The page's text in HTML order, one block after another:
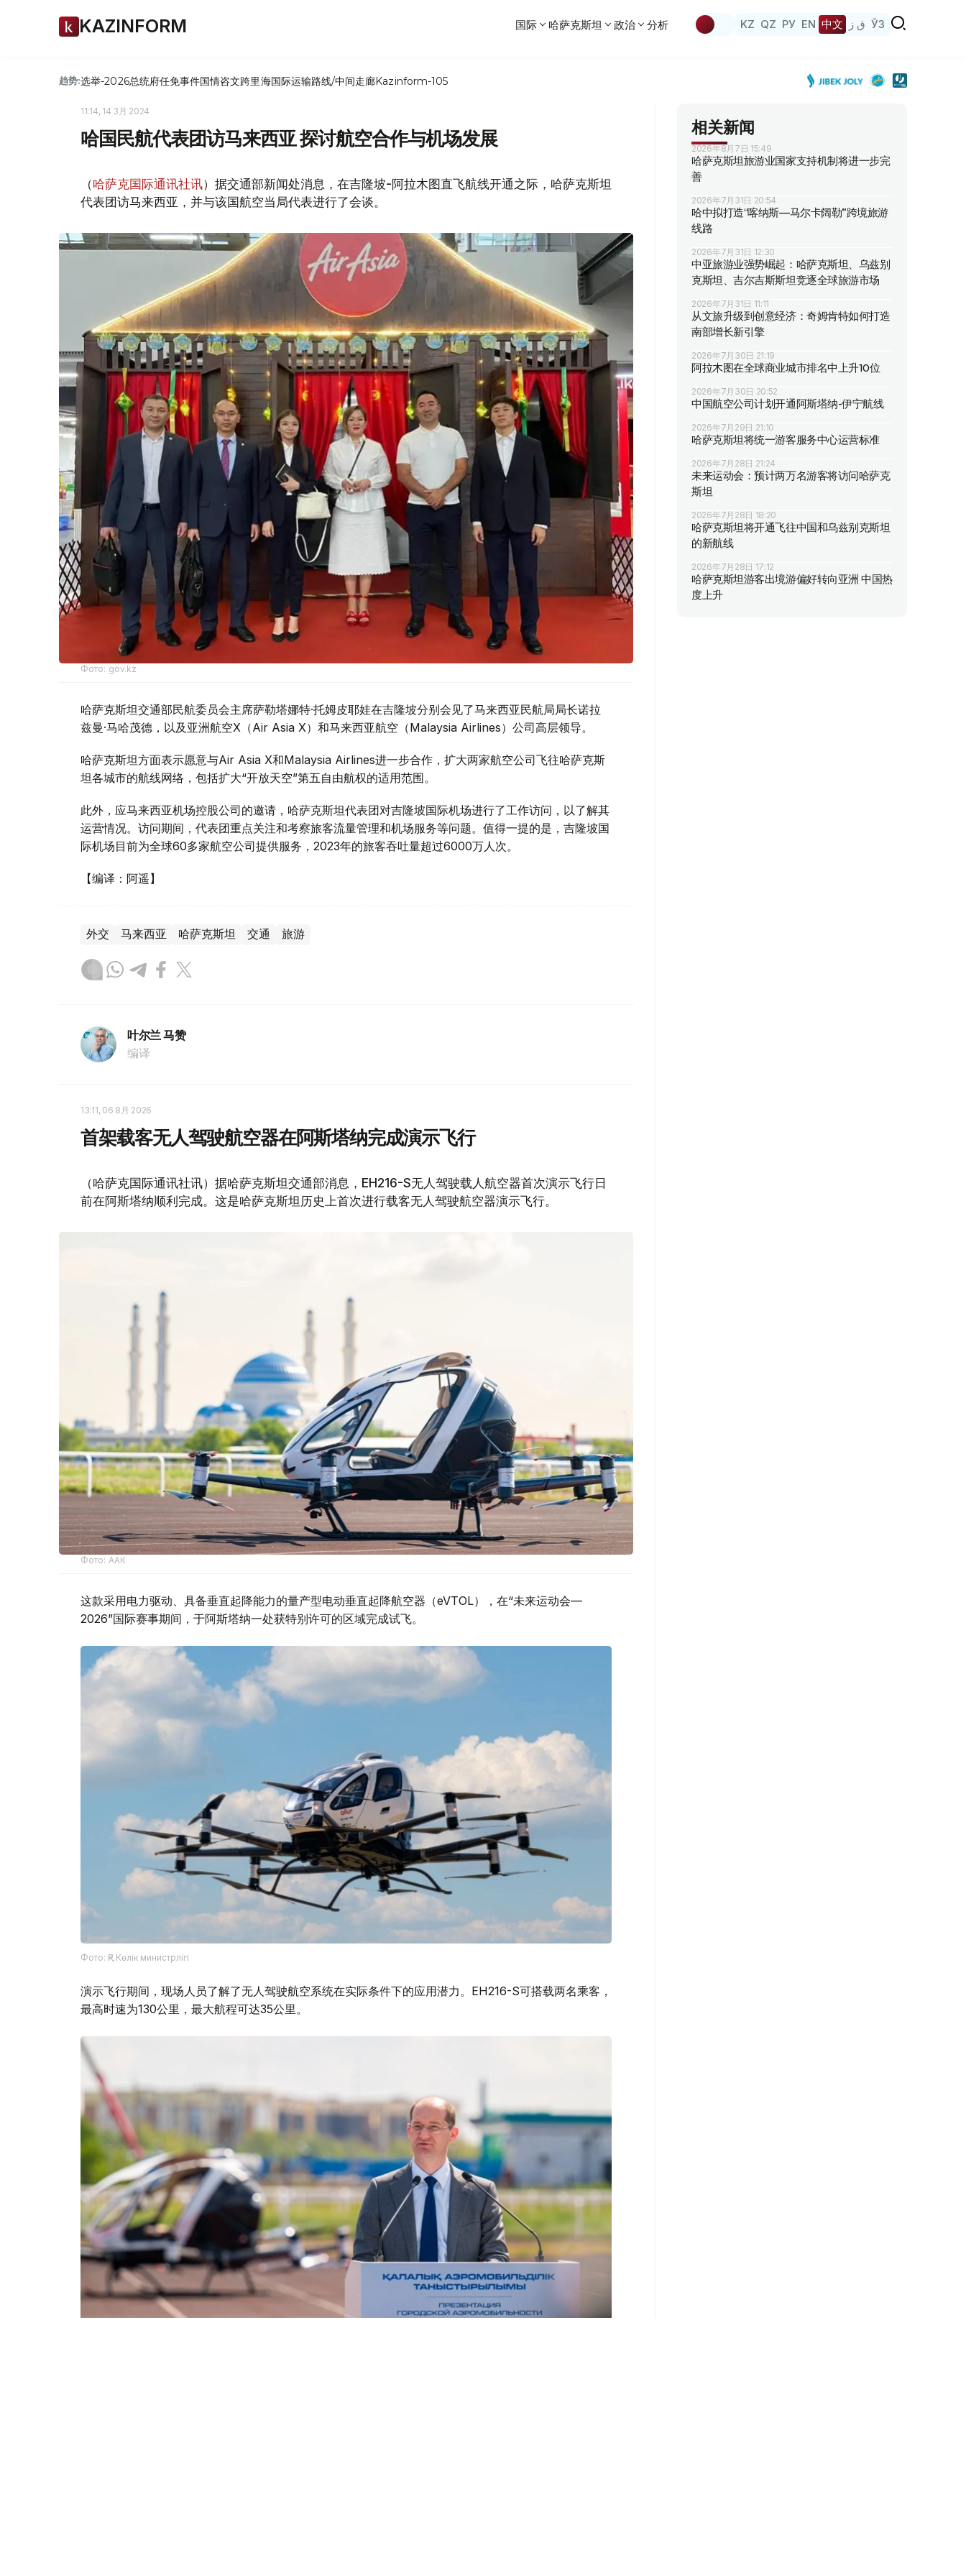
KAZINFORM 国际 哈萨克斯坦 政治 分析 KZ QZ РУ EN 中文 ق ز ЎЗ
趋势:选举-2026总统府任免事件国情咨文跨里海国际运输路线/中间走廊Kazinform-105
11:14, 14 3月 2024
哈国民航代表团访马来西亚 探讨航空合作与机场发展
（哈萨克国际通讯社讯）据交通部新闻处消息，在吉隆坡-阿拉木图直飞航线开通之际，哈萨克斯坦
代表团访马来西亚，并与该国航空当局代表进行了会谈。
Фото: gov.kz
哈萨克斯坦交通部民航委员会主席萨勒塔娜特·托姆皮耶娃在吉隆坡分别会见了马来西亚民航局局长诺拉
兹曼·马哈茂德，以及亚洲航空X（Air Asia X）和马来西亚航空（Malaysia Airlines）公司高层领导。
哈萨克斯坦方面表示愿意与Air Asia X和Malaysia Airlines进一步合作，扩大两家航空公司飞往哈萨克斯
坦各城市的航线网络，包括扩大“开放天空”第五自由航权的适用范围。
此外，应马来西亚机场控股公司的邀请，哈萨克斯坦代表团对吉隆坡国际机场进行了工作访问，以了解其
运营情况。访问期间，代表团重点关注和考察旅客流量管理和机场服务等问题。值得一提的是，吉隆坡国
际机场目前为全球60多家航空公司提供服务，2023年的旅客吞吐量超过6000万人次。
【编译：阿遥】
外交 马来西亚 哈萨克斯坦 交通 旅游
叶尔兰 马赞
编译
13:11, 06 8月 2026
首架载客无人驾驶航空器在阿斯塔纳完成演示飞行
（哈萨克国际通讯社讯）据哈萨克斯坦交通部消息，EH216-S无人驾驶载人航空器首次演示飞行日
前在阿斯塔纳顺利完成。这是哈萨克斯坦历史上首次进行载客无人驾驶航空器演示飞行。
Фото: ААК
这款采用电力驱动、具备垂直起降能力的量产型电动垂直起降航空器（eVTOL），在“未来运动会—
2026”国际赛事期间，于阿斯塔纳一处获特别许可的区域完成试飞。
Фото: ҚР Көлік министрлігі
演示飞行期间，现场人员了解了无人驾驶航空系统在实际条件下的应用潜力。EH216-S可搭载两名乘客，
最高时速为130公里，最大航程可达35公里。
相关新闻
2026年8月7日 15:49
哈萨克斯坦旅游业国家支持机制将进一步完
善
2026年7月31日 20:54
哈中拟打造“喀纳斯—马尔卡阔勒”跨境旅游
线路
2026年7月31日 12:30
中亚旅游业强势崛起：哈萨克斯坦、乌兹别
克斯坦、吉尔吉斯斯坦竞逐全球旅游市场
2026年7月31日 11:11
从文旅升级到创意经济：奇姆肯特如何打造
南部增长新引擎
2026年7月30日 21:19
阿拉木图在全球商业城市排名中上升10位
2026年7月30日 20:52
中国航空公司计划开通阿斯塔纳-伊宁航线
2026年7月29日 21:10
哈萨克斯坦将统一游客服务中心运营标准
2026年7月28日 21:24
未来运动会：预计两万名游客将访问哈萨克
斯坦
2026年7月28日 18:20
哈萨克斯坦将开通飞往中国和乌兹别克斯坦
的新航线
2026年7月28日 17:12
哈萨克斯坦游客出境游偏好转向亚洲 中国热
度上升